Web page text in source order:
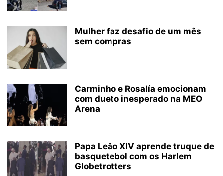
Mulher faz desafio de um mês
sem compras
Carminho e Rosalía emocionam
com dueto inesperado na MEO
Arena
Papa Leão XIV aprende truque de
basquetebol com os Harlem
Globetrotters